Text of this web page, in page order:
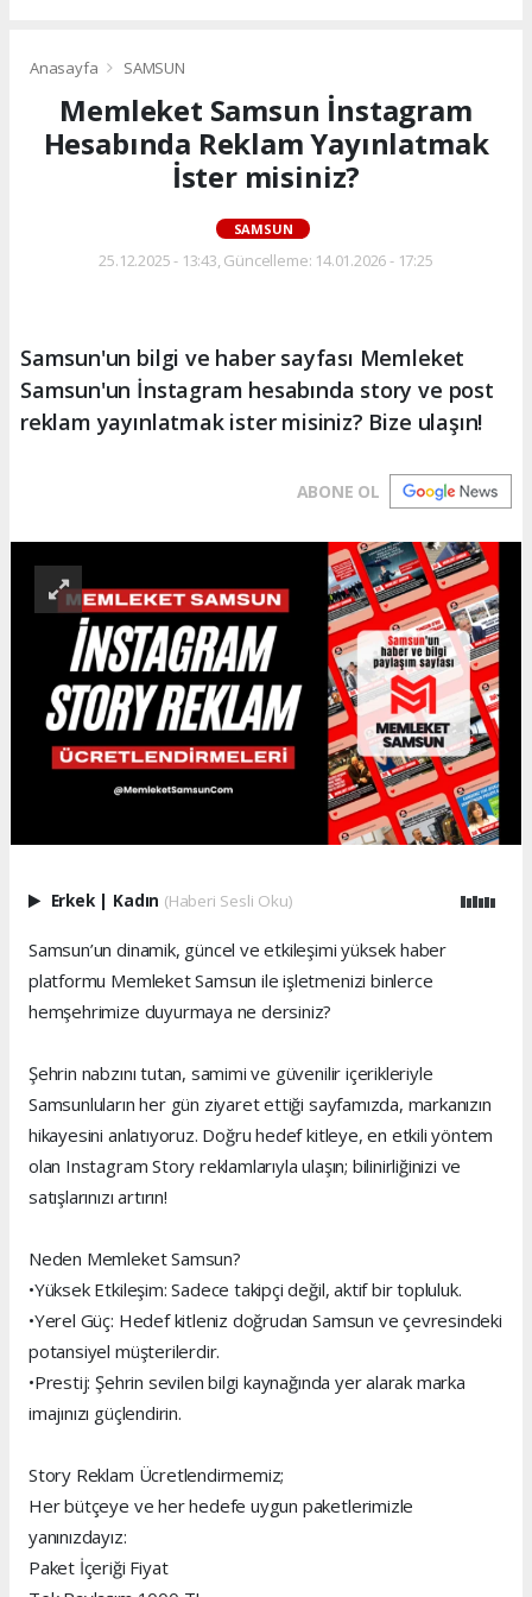
Anasayfa SAMSUN
Memleket Samsun İnstagram
Hesabında Reklam Yayınlatmak
İster misiniz?
SAMSUN
25.12.2025 - 13:43, Güncelleme: 14.01.2026 - 17:25
Samsun'un bilgi ve haber sayfası Memleket
Samsun'un İnstagram hesabında story ve post
reklam yayınlatmak ister misiniz? Bize ulaşın!
ABONE OL
Erkek | Kadın (Haberi Sesli Oku)
Samsun’un dinamik, güncel ve etkileşimi yüksek haber
platformu Memleket Samsun ile işletmenizi binlerce
hemşehrimize duyurmaya ne dersiniz?
Şehrin nabzını tutan, samimi ve güvenilir içerikleriyle
Samsunluların her gün ziyaret ettiği sayfamızda, markanızın
hikayesini anlatıyoruz. Doğru hedef kitleye, en etkili yöntem
olan Instagram Story reklamlarıyla ulaşın; bilinirliğinizi ve
satışlarınızı artırın!
Neden Memleket Samsun?
•Yüksek Etkileşim: Sadece takipçi değil, aktif bir topluluk.
•Yerel Güç: Hedef kitleniz doğrudan Samsun ve çevresindeki
potansiyel müşterilerdir.
•Prestij: Şehrin sevilen bilgi kaynağında yer alarak marka
imajınızı güçlendirin.
Story Reklam Ücretlendirmemiz;
Her bütçeye ve her hedefe uygun paketlerimizle
yanınızdayız:
Paket İçeriği Fiyat